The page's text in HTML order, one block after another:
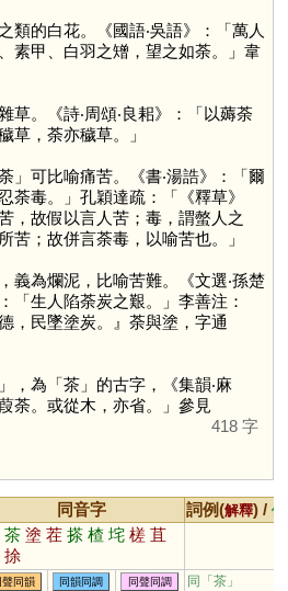
類的白花。《國語‧吳語》：「萬人
素甲、白羽之矰，望之如荼。」韋
草。《詩‧周頌‧良耜》：「以薅荼
草，荼亦穢草。」
」可比喻痛苦。《書‧湯誥》：「爾
荼毒。」孔穎達疏：「《釋草》
，故假以言人苦；毒，謂螫人之
苦；故併言荼毒，以喻苦也。」
義為爛泥，比喻苦難。《文選‧孫楚
「生人陷荼炭之艱。」李善注：
，民墜塗炭。』荼與塗，字通
，為「茶」的古字，《集韻‧麻
荼。或從木，亦省。」參見
418 字
同音字 詞例(解釋) /
茶 塗 茬 搽 楂 垞 槎 苴
捈
聲同韻 同韻同調 同聲同調 同「茶 」